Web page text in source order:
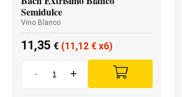
Semidulce
Vino Blanco
11,35 € (11,12 € x6)
- +